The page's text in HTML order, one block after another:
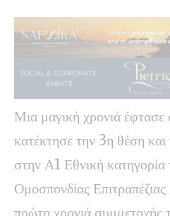
Μια μαγική χρονιά
κατέκτησε την 3η θέση και
στην Α1 Εθνική κατηγορία
Ομοσπονδίας
πρώτη χρονιά συμμετοχής